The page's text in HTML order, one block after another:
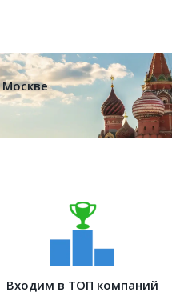
Москве
Входим в ТОП компаний